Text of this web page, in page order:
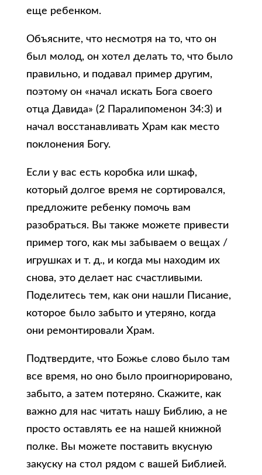
еще ребенком.
Объясните, что несмотря на то, что он
был молод, он хотел делать то, что было
правильно, и подавал пример другим,
поэтому он «начал искать Бога своего
отца Давида» (2 Паралипоменон 34:3) и
начал восстанавливать Храм как место
поклонения Богу.
Если у вас есть коробка или шкаф,
который долгое время не сортировался,
предложите ребенку помочь вам
разобраться. Вы также можете привести
пример того, как мы забываем о вещах /
игрушках и т. д., и когда мы находим их
снова, это делает нас счастливыми.
Поделитесь тем, как они нашли Писание,
которое было забыто и утеряно, когда
они ремонтировали Храм.
Подтвердите, что Божье слово было там
все время, но оно было проигнорировано,
забыто, а затем потеряно. Скажите, как
важно для нас читать нашу Библию, а не
просто оставлять ее на нашей книжной
полке. Вы можете поставить вкусную
закуску на стол рядом с вашей Библией.